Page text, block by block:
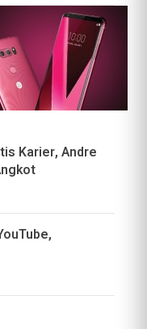
Karier, Andre